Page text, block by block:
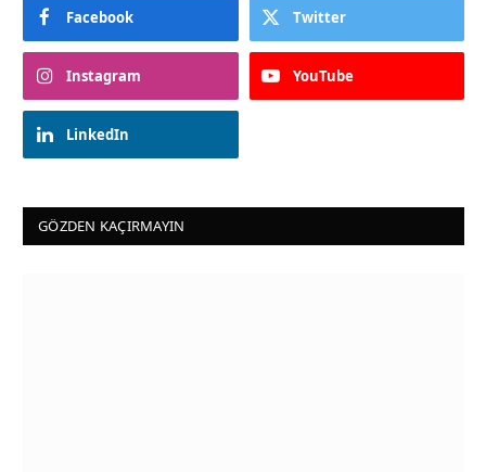
Facebook Twitter
Instagram YouTube
LinkedIn
GÖZDEN KAÇIRMAYIN